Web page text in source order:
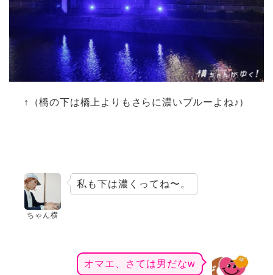
↑（橋の下は橋上よりもさらに濃いブルーよね♪）
ちゃん横
私も下は濃くってね〜。
オマエ、さては男だなw